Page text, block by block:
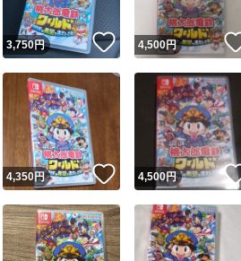
いね！
3,750円 いいね！
4,500円
いね！
4,350円 いいね！
4,500円